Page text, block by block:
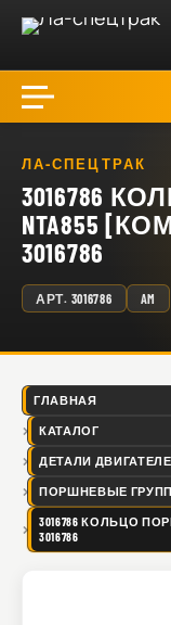
ЛА-СПЕЦТРАК
3016786
NTA855
3016786
АРТ. 3016786 AM
ГЛАВНАЯ
КАТАЛОГ
ДЕТАЛИ
ПОРШНЕВЫЕ
3016786 КОЛЬЦО
3016786